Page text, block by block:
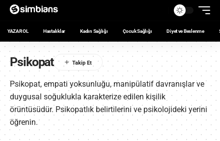
YAZAR OL Hastalıklar Kadın Sağlığı Çocuk Sağlığı Diyet ve Beslenme
Psikopat
Psikopat, empati yoksunluğu, manipülatif davranışlar ve
duygusal soğuklukla karakterize edilen kişilik
örüntüsüdür. Psikopatlık belirtilerini ve psikolojideki yerini
öğrenin.